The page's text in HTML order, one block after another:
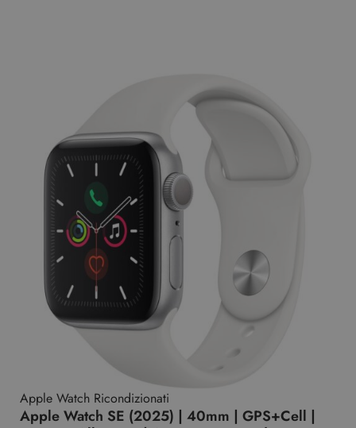
Apple Watch Ricondizionati
Apple Watch SE (2025) | 40mm | GPS+Cell |